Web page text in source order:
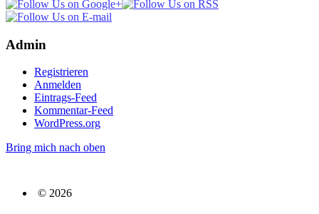
Admin
Registrieren
Anmelden
Eintrags-Feed
Kommentar-Feed
WordPress.org
Bring mich nach oben
© 2026